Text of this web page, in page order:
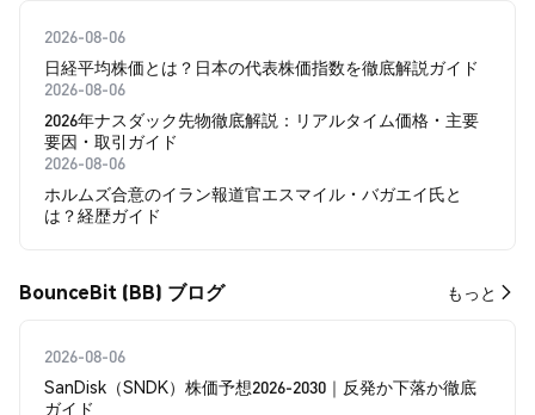
2026-08-06
日経平均株価とは？日本の代表株価指数を徹底解説ガイド
2026-08-06
2026年ナスダック先物徹底解説：リアルタイム価格・主要
要因・取引ガイド
2026-08-06
ホルムズ合意のイラン報道官エスマイル・バガエイ氏と
は？経歴ガイド
BounceBit (BB) ブログ もっと
2026-08-06
SanDisk（SNDK）株価予想2026-2030｜反発か下落か徹底
ガイド